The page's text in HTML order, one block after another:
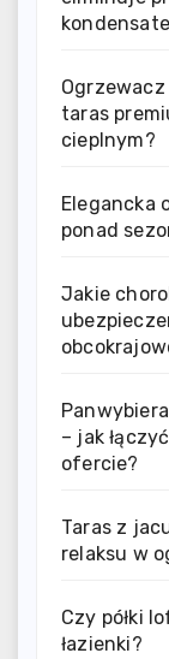
taras
cieplnym?
Elegancka
ponad
Jakie
– jak
ofercie?
Taras z
relaksu w
Czy półki
łazienki?